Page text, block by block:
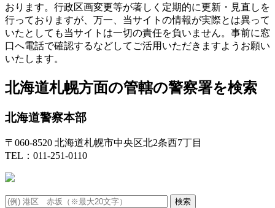
おります。行政区画変更等が著しく定期的に更新・見直しを
行っておりますが、万一、当サイトの情報が実際とは異って
いたとしても当サイトは一切の責任を負いません。事前に窓
口へ電話で確認するなどしてご活用いただきますようお願い
いたします。
北海道札幌方面の管轄の警察署を検索
北海道警察本部
〒060-8520 北海道札幌市中央区北2条西7丁目
TEL：011-251-0110